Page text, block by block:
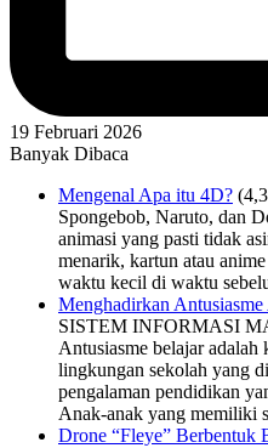
19 Februari 2026
Banyak Dibaca
Mengenal Apa itu 4D?
Spongebob, Naruto, dan
animasi yang pasti tidak
menarik, kartun atau
waktu kecil di waktu
Menghadirkan
SISTEM INFORMASI
Antusiasme belajar
lingkungan sekolah yang
pengalaman pendidikan
Anak-anak yang memiliki
Drone “Fleye” Berbentuk